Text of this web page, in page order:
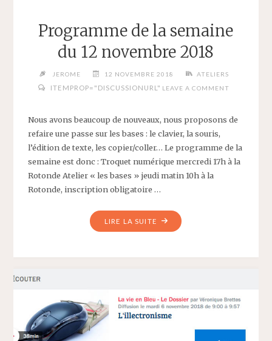
Programme de la semaine
du 12 novembre 2018
JEROME 12 NOVEMBRE 2018 ATELIERS
ITEMPROP="DISCUSSIONURL" LEAVE A COMMENT
Nous avons beaucoup de nouveaux, nous proposons de
refaire une passe sur les bases : le clavier, la souris,
l’édition de texte, les copier/coller… Le programme de la
semaine est donc : Troquet numérique mercredi 17h à la
Rotonde Atelier « les bases » jeudi matin 10h à la
Rotonde, inscription obligatoire …
LIRE LA SUITE "PROGRAMME
DE
NOVEMBRE
2018"